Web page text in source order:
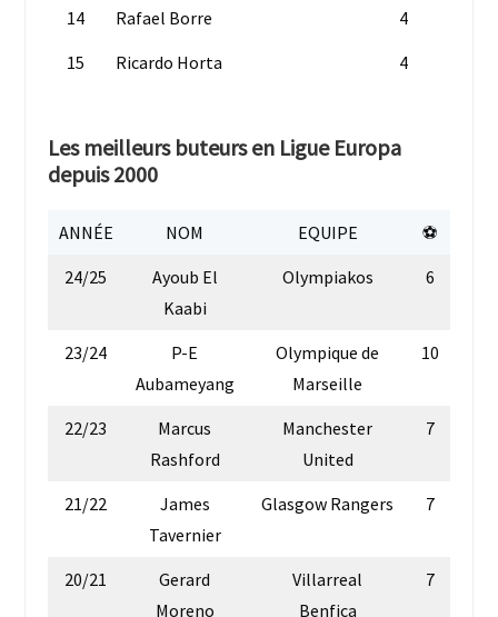
14
Rafael Borre
4
15
Ricardo Horta 4
Les meilleurs buteurs en Ligue Europa
depuis 2000
ANNÉE NOM EQUIPE
⚽️
24/25
Ayoub El
Kaabi
Olympiakos 6
23/24
P-E
Aubameyang
Olympique de
Marseille
10
22/23
Marcus
Rashford
Manchester
United
7
21/22
James
Tavernier
Glasgow Rangers 7
20/21
Gerard
Moreno
Villarreal
Benfica
7